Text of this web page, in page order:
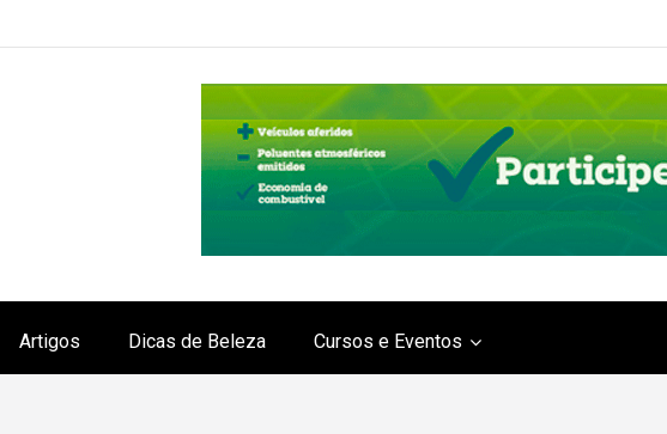
Artigos Dicas de Beleza Cursos e Eventos